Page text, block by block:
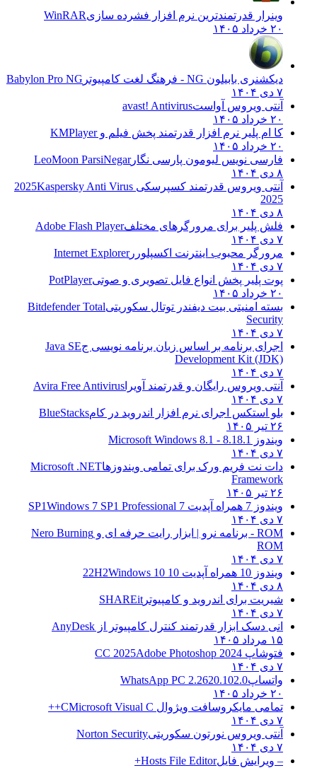
وینرار قدرتمندترین نرم افزار فشرده سازیWinRAR
۲۰ خرداد ۱۴۰۵
دیکشنری بابیلون NG - فرهنگ لغت کامپیوتر
Babylon Pro NG
۷ دی ۱۴۰۴
آنتی ویروس آواستavast! Antivirus
۲۰ خرداد ۱۴۰۵
کا ام پلیر نرم افزار قدرتمند پخش فیلم وKMPlayer
۲۰ خرداد ۱۴۰۵
فارسی نویس لیومون پارسی نگارLeoMoon ParsiNegar
۸ دی ۱۴۰۴
آنتی ویروس قدرتمند کسپرسکی 2025 Kaspersky Anti Virus
2025
۸ دی ۱۴۰۴
فلش پلیر برای مرورگرهای مختلفAdobe Flash Player
۷ دی ۱۴۰۴
مرورگر محبوب اینترنت اکسپلوررInternet Explorer
۷ دی ۱۴۰۴
پوت پلیر پخش انواع فایل تصویری و صوتیPotPlayer
۲۰ خرداد ۱۴۰۵
بسته امنیتی بیت دیفندر توتال سکوریتیBitdefender Total
Security
۷ دی ۱۴۰۴
اجرای برنامه بر اساس زبان برنامه نویسی جJava SE
Development Kit (JDK)
۷ دی ۱۴۰۴
آنتی ویروس رایگان و قدرتمند آویرا Avira Free Antivirus
۷ دی ۱۴۰۴
بلو استکس اجرای نرم افزار اندروید در کامBlueStacks
۲۶ تیر ۱۴۰۵
ویندوز 8.1
8.1 - Microsoft Windows 8.1
۷ دی ۱۴۰۴
دات نت فریم ورک برای تمامی ویندوزهاMicrosoft .NET
Framework
۲۶ تیر ۱۴۰۵
ویندوز 7 همراه آپدیت 7 SP1
Windows 7 SP1 Professional
۷ دی ۱۴۰۴
ROM - برنامه نرو | ابزار رایت حرفه ای و
Nero Burning
ROM
۷ دی ۱۴۰۴
ویندوز 10 همراه آپدیت 10 22H2
Windows 10
۸ دی ۱۴۰۴
شیریت برای اندروید و کامپیوتر SHAREit
۷ دی ۱۴۰۴
انی دسک ابزار قدرتمند کنترل کامپیوتر از AnyDesk
۱۵ مرداد ۱۴۰۵
فتوشاپ CC 2025 Adobe Photoshop 2024
۷ دی ۱۴۰۴
واتساپWhatsApp PC 2.2620.102.0
۲۰ خرداد ۱۴۰۵
تمامی مایکروسافت ویژوال C Microsoft Visual C++
۷ دی ۱۴۰۴
آنتی ویروس نورتون سکوریتیNorton Security
۷ دی ۱۴۰۴
– ویرایش فایلHosts File Editor+